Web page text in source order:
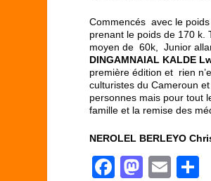
Commencés avec le
prenant le poids de 170 k.
moyen de 60k, Junior
DINGAMNAIAL KALDE
première édition et rien
culturistes du Cameroun
personnes mais pour tout
famille et la remise des
NEROLEL BERLEYO
F
M
E